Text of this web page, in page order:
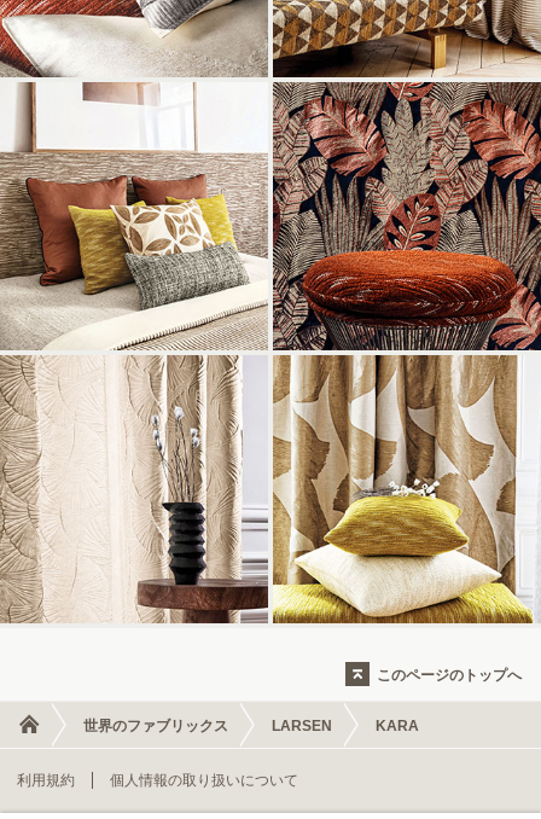
このページのトップへ
世界のファブリックス LARSEN KARA
利用規約 個人情報の取り扱いについて